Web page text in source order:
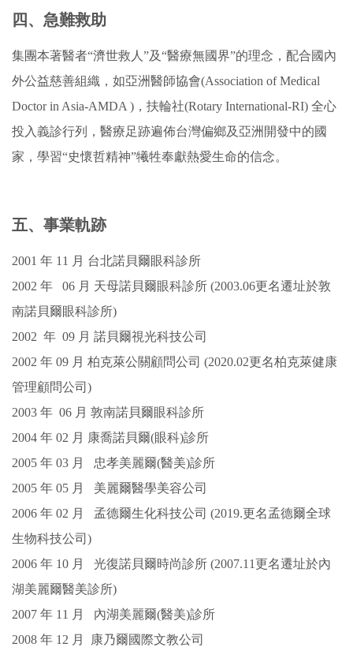
四、急難救助
集團本著醫者“濟世救人”及“醫療無國界”的理念，配合國內
外公益慈善組織，如亞洲醫師協會(Association of Medical
Doctor in Asia-AMDA )，扶輪社(Rotary International-RI) 全心
投入義診行列，醫療足跡遍佈台灣偏鄉及亞洲開發中的國
家，學習“史懷哲精神”犧牲奉獻熱愛生命的信念。
五、事業軌跡
2001 年 11 月 台北諾貝爾眼科診所
2002 年 06 月 天母諾貝爾眼科診所 (2003.06更名遷址於敦
南諾貝爾眼科診所)
2002 年 09 月 諾貝爾視光科技公司
2002 年 09 月 柏克萊公關顧問公司 (2020.02更名柏克萊健康
管理顧問公司)
2003 年 06 月 敦南諾貝爾眼科診所
2004 年 02 月 康喬諾貝爾(眼科)診所
2005 年 03 月 忠孝美麗爾(醫美)診所
2005 年 05 月 美麗爾醫學美容公司
2006 年 02 月 孟德爾生化科技公司 (2019.更名孟德爾全球
生物科技公司)
2006 年 10 月 光復諾貝爾時尚診所 (2007.11更名遷址於內
湖美麗爾醫美診所)
2007 年 11 月 內湖美麗爾(醫美)診所
2008 年 12 月
康乃爾國際文教公司